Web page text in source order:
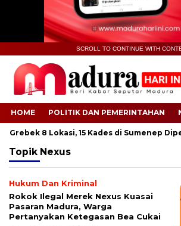
SCROLL TO CONTINUE WITH
HOME POLITIK DAN PEMERINTAHAN
8 Lokasi, 15 Kades di Sumenep
Topik Nexus
Hukum Dan Kriminal
Rokok Ilegal Merek Nexus Kuasai
Pasaran Madura, Warga
Pertanyakan Ketegasan Bea Cukai